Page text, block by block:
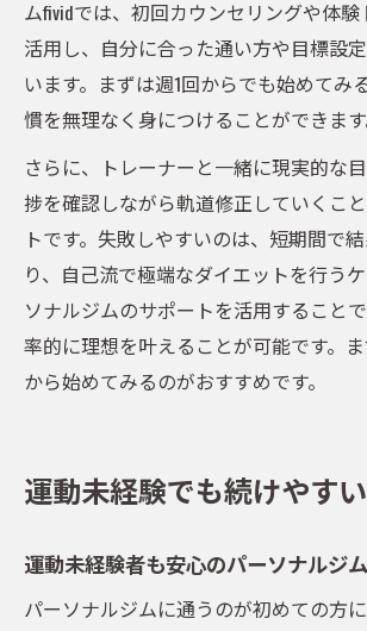
ムfividでは、初回カウンセリングや体
活用し、自分に合った通い方や目標設
います。まずは週1回からでも始めてみ
慣を無理なく身につけることができます
さらに、トレーナーと一緒に現実的な
捗を確認しながら軌道修正していくこ
トです。失敗しやすいのは、短期間で
り、自己流で極端なダイエットを行う
ソナルジムのサポートを活用すること
率的に理想を叶えることが可能です。
から始めてみるのがおすすめです。
運動未経験でも続けやす
運動未経験者も安心のパーソナルジ
パーソナルジムに通うのが初めての方